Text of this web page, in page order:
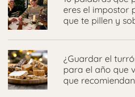
eres el impostor
que te pillen y
¿Guardar el
para el año que
que